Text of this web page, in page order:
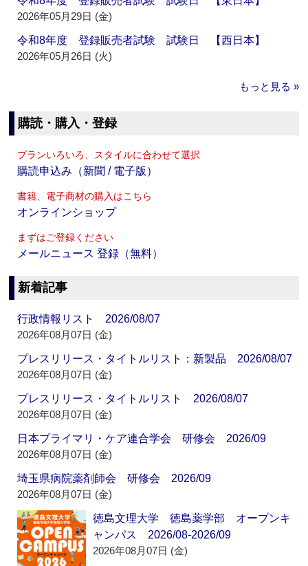
2026年05月29日 (金)
令和8年度 登録販売者試験 試験日 【西日本】
2026年05月26日 (火)
もっと見る »
購読・購入・登録
プランいろいろ、スタイルに合わせて選択
購読申込み（新聞 / 電子版）
書籍、電子商材の購入はこちら
オンラインショップ
まずはご登録ください
メールニュース 登録（無料）
新着記事
行政情報リスト 2026/08/07
2026年08月07日 (金)
プレスリリース・タイトルリスト：新製品 2026/08/07
2026年08月07日 (金)
プレスリリース・タイトルリスト 2026/08/07
2026年08月07日 (金)
日本プライマリ・ケア連合学会 研修会 2026/09
2026年08月07日 (金)
埼玉県病院薬剤師会 研修会 2026/09
2026年08月07日 (金)
徳島文理大学 徳島薬学部 オープンキ
ャンパス 2026/08-2026/09
2026年08月07日 (金)